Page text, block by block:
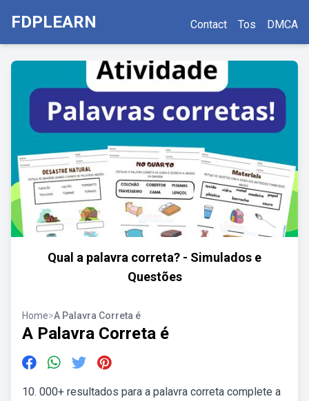
FDPLEARN Contact Tos DMCA
Qual a palavra correta? - Simulados e
Questões
Home>A Palavra Correta é
A Palavra Correta é
10. 000+ resultados para a palavra correta complete a